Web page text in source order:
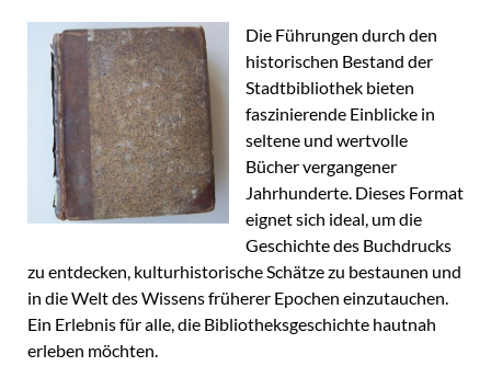
Die Führungen durch den
historischen Bestand der
Stadtbibliothek bieten
faszinierende Einblicke in
seltene und wertvolle
Bücher vergangener
Jahrhunderte. Dieses Format
eignet sich ideal, um die
Geschichte des Buchdrucks
zu entdecken, kulturhistorische Schätze zu bestaunen und
in die Welt des Wissens früherer Epochen einzutauchen.
Ein Erlebnis für alle, die Bibliotheksgeschichte hautnah
erleben möchten.